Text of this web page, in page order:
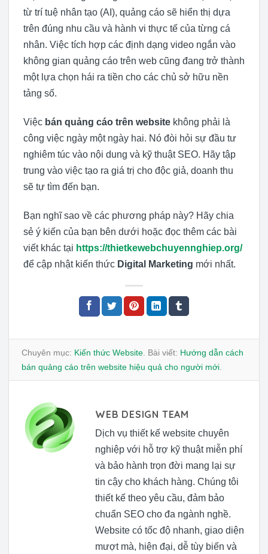
từ trí tuệ nhân tạo (AI), quảng cáo sẽ hiển thị dựa
trên đúng nhu cầu và hành vi thực tế của từng cá
nhân. Việc tích hợp các định dạng video ngắn vào
không gian quảng cáo trên web cũng đang trở thành
một lựa chọn hái ra tiền cho các chủ sở hữu nền
tảng số.
Việc bán quảng cáo trên website không phải là
công việc ngày một ngày hai. Nó đòi hỏi sự đầu tư
nghiêm túc vào nội dung và kỹ thuật SEO. Hãy tập
trung vào việc tạo ra giá trị cho độc giả, doanh thu
sẽ tự tìm đến bạn.
Bạn nghĩ sao về các phương pháp này? Hãy chia
sẻ ý kiến của bạn bên dưới hoặc đọc thêm các bài
viết khác tại https://thietkewebchuyennghiep.org/
để cập nhật kiến thức Digital Marketing mới nhất.
Chuyên mục: Kiến thức Website. Bài viết: Hướng dẫn cách
bán quảng cáo trên website hiệu quả cho người mới.
WEB DESIGN TEAM
Dịch vụ thiết kế website chuyên
nghiệp với hỗ trợ kỹ thuật miễn phí
và bảo hành trọn đời mang lại sự
tin cậy cho khách hàng. Chúng tôi
thiết kế theo yêu cầu, đảm bảo
chuẩn SEO cho đa ngành nghề.
Website có tốc độ nhanh, giao diện
mượt mà, hiện đại, dễ tùy biến và